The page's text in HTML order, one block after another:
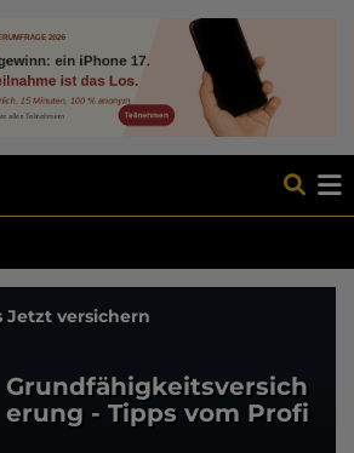
Jetzt versichern
Grundfähigkeitsversich
erung - Tipps vom Profi